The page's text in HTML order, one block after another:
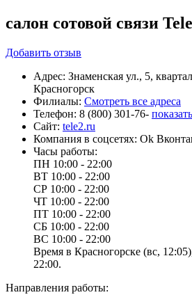
салон сотовой связи
Добавить отзыв
Адрес: Знаменская ул., 5,
Красногорск
Филиалы: Смотреть все адреса
Телефон: 8 (800) 301-76- показать
Сайт: tele2.ru
Компания в соцсетях: Ok
Часы работы:
ПН 10:00 - 22:00
ВТ 10:00 - 22:00
СР 10:00 - 22:00
ЧТ 10:00 - 22:00
ПТ 10:00 - 22:00
СБ 10:00 - 22:00
ВС 10:00 - 22:00
Время в Красногорске (вс,
22:00.
Направления работы: